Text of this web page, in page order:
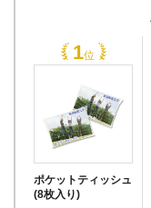
位
ポケットティッシュ
(8枚入り)